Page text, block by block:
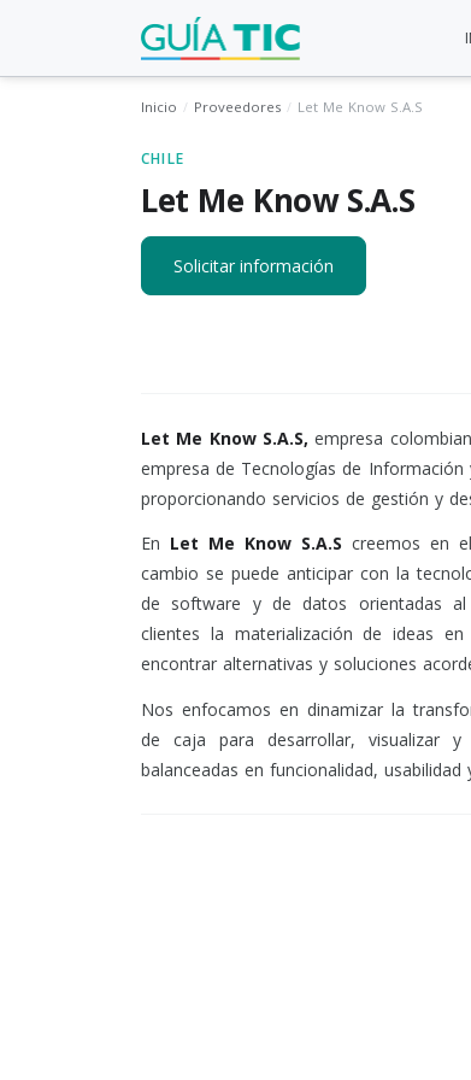
Inicio Proveedores Let Me Know S.A.S
CHILE
Let Me Know S.A.S
Solicitar información
Let Me Know S.A.S, empresa
empresa de Tecnologías de
proporcionando servicios de gestión y
En Let Me Know S.A.S creemos en
cambio se puede anticipar con la
de software y de datos orientadas al
clientes la materialización de ideas
encontrar alternativas y soluciones
Nos enfocamos en dinamizar la
de caja para desarrollar, visualizar y
balanceadas en funcionalidad, usabilidad